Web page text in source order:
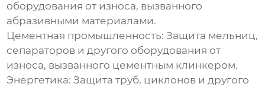
оборудования от износа, вызванного
абразивными материалами.
Цементная промышленность: Защита мельниц,
сепараторов и другого оборудования от
износа, вызванного цементным клинкером.
Энергетика: Защита труб, циклонов и другого